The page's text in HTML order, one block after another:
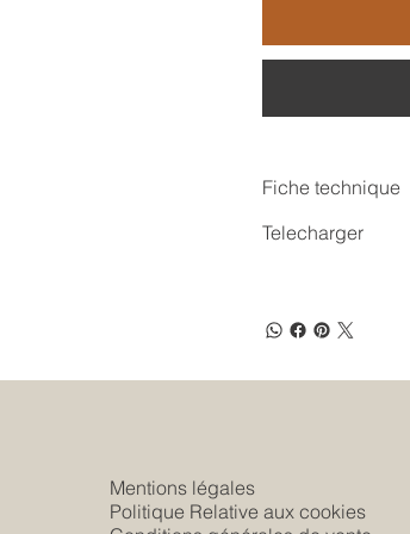
Fiche technique
Telecharger
Mentions légales
Politique Relative aux cookies